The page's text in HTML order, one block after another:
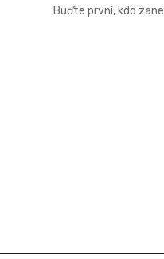
Buďte první, kdo